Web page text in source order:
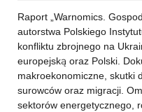
Raport „Warnomics.
autorstwa Polskiego
konfliktu zbrojnego na
europejską oraz Polski.
makroekonomiczne, skutki
surowców oraz migracji.
sektorów energetycznego,